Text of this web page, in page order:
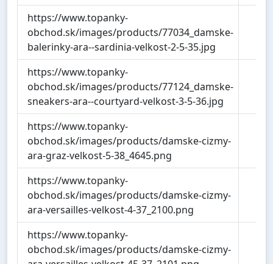
https://www.topanky-
obchod.sk/images/products/77034_damske-
balerinky-ara--sardinia-velkost-2-5-35.jpg
https://www.topanky-
obchod.sk/images/products/77124_damske-
sneakers-ara--courtyard-velkost-3-5-36.jpg
https://www.topanky-
obchod.sk/images/products/damske-cizmy-
ara-graz-velkost-5-38_4645.png
https://www.topanky-
obchod.sk/images/products/damske-cizmy-
ara-versailles-velkost-4-37_2100.png
https://www.topanky-
obchod.sk/images/products/damske-cizmy-